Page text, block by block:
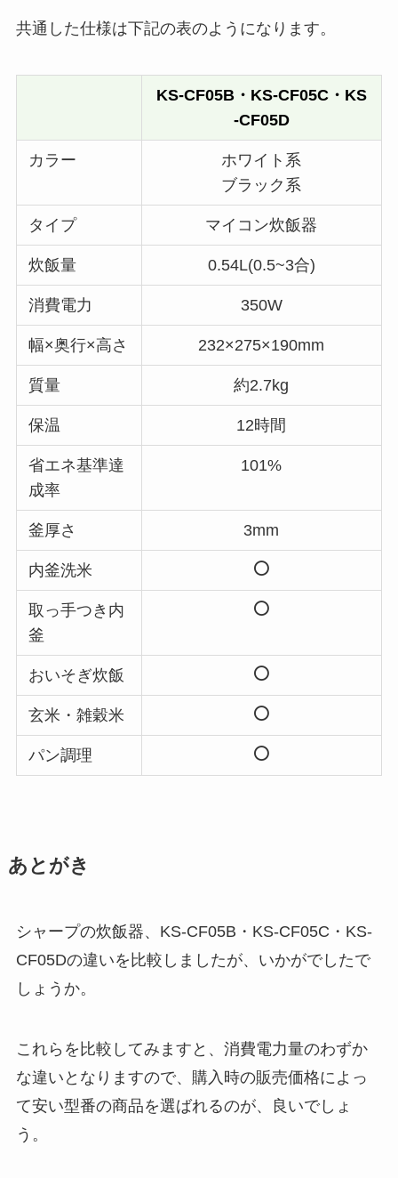
共通した仕様は下記の表のようになります。
KS-CF05B・KS-CF05C・KS
-CF05D
カラー
ホワイト系
ブラック系
タイプ マイコン炊飯器
炊飯量 0.54L(0.5~3合)
消費電力 350W
幅×奥行×高さ 232×275×190mm
質量 約2.7kg
保温 12時間
省エネ基準達
成率
101%
釜厚さ 3mm
内釜洗米
取っ手つき内
釜
おいそぎ炊飯
玄米・雑穀米
パン調理
あとがき
シャープの炊飯器、KS-CF05B・KS-CF05C・KS-
CF05Dの違いを比較しましたが、いかがでしたで
しょうか。
これらを比較してみますと、消費電力量のわずか
な違いとなりますので、購入時の販売価格によっ
て安い型番の商品を選ばれるのが、良いでしょ
う。